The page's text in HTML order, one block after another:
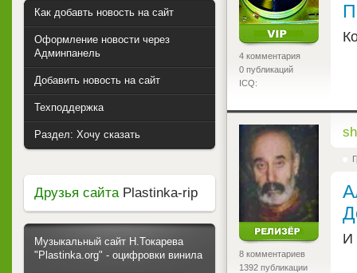
4 комментария
0 публикаций
ICQ:
8 комментариев
1392 публикации
И
Как добавть новость на сайт
Оформление новости через
Админпанель
Добавить новость на сайт
Техподдержка
Раздел: Хочу сказать
Друзья сайтаPlastinka-rip
Музыкальный сайт Н.Токарева
"Plastinka.org" - оцифровки винила